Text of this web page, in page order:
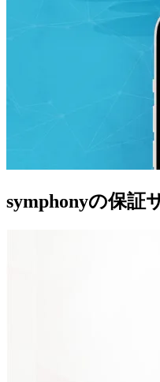
symphonyの保証